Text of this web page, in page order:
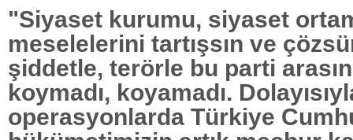
"Siyaset kurumu, siyaset
meselelerini tartışsın ve
şiddetle, terörle bu parti
koymadı, koyamadı.
operasyonlarda Türkiye